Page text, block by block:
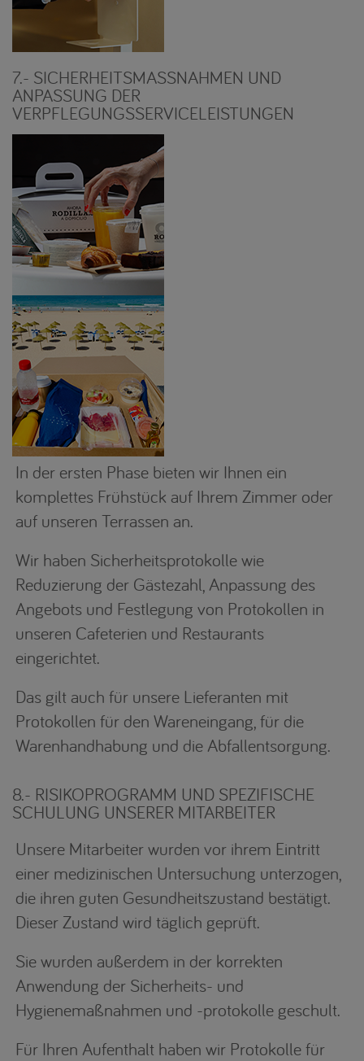
7.- SICHERHEITSMASSNAHMEN UND
ANPASSUNG DER
VERPFLEGUNGSSERVICELEISTUNGEN
In der ersten Phase bieten wir Ihnen ein
komplettes Frühstück auf Ihrem Zimmer oder
auf unseren Terrassen an.
Wir haben Sicherheitsprotokolle wie
Reduzierung der Gästezahl, Anpassung des
Angebots und Festlegung von Protokollen in
unseren Cafeterien und Restaurants
eingerichtet.
Das gilt auch für unsere Lieferanten mit
Protokollen für den Wareneingang, für die
Warenhandhabung und die Abfallentsorgung.
8.- RISIKOPROGRAMM UND SPEZIFISCHE
SCHULUNG UNSERER MITARBEITER
Unsere Mitarbeiter wurden vor ihrem Eintritt
einer medizinischen Untersuchung unterzogen,
die ihren guten Gesundheitszustand bestätigt.
Dieser Zustand wird täglich geprüft.
Sie wurden außerdem in der korrekten
Anwendung der Sicherheits- und
Hygienemaßnahmen und -protokolle geschult.
Für Ihren Aufenthalt haben wir Protokolle für